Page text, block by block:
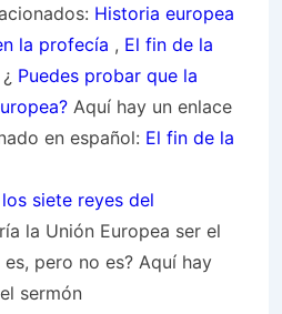
Historia europea
la profecía , El fin de la
Puedes probar que la
Aquí hay un enlace
en español: El fin de la
siete reyes del
la Unión Europea ser el
pero no es? Aquí hay
sermón